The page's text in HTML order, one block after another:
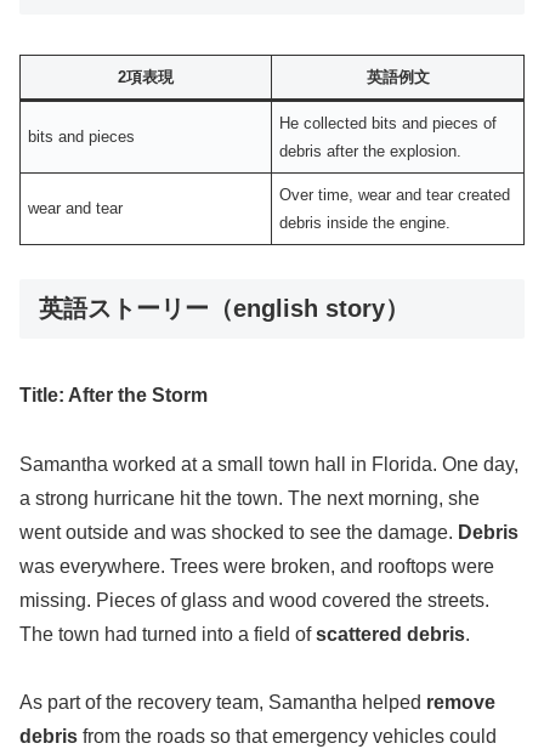
2項表現 英語例文
bits and pieces
He collected bits and pieces of
debris after the explosion.
wear and tear
Over time, wear and tear created
debris inside the engine.
英語ストーリー（english story）
Title: After the Storm
Samantha worked at a small town hall in Florida. One day,
a strong hurricane hit the town. The next morning, she
went outside and was shocked to see the damage. Debris
was everywhere. Trees were broken, and rooftops were
missing. Pieces of glass and wood covered the streets.
The town had turned into a field ofscattered debris.
As part of the recovery team, Samantha helped remove
debris from the roads so that emergency vehicles could